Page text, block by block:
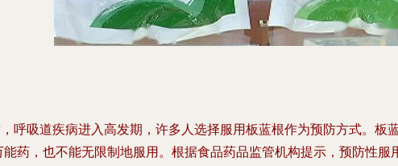
呼吸道疾病进入高发期，许多人选择服用板蓝根作为预防方式。
药，也不能无限制地服用。根据食品药品监管机构提示，预防性